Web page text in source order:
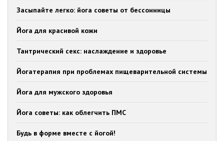
Засыпайте легко: йога советы от бессонницы
Йога для красивой кожи
Тантрический секс: наслаждение и здоровье
Йогатерапия при проблемах пищеварительной системы
Йога для мужского здоровья
Йога советы: как облегчить ПМС
Будь в форме вместе с йогой!